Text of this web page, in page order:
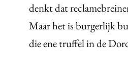
denkt dat
Maar het is burgerlijk
die ene truffel in de